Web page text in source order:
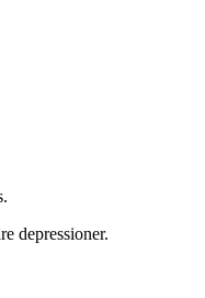
depressioner.